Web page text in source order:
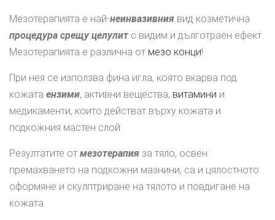
Мезотерапията е най-неинвазивния вид козметична
процедура срещу целулитс видим и дълготраен ефект.
Мезотерапията е различна от мезо конци!
При нея се използва фина игла, която вкарва под
кожата ензими, активни вещества, витамини и
медикаменти, които действат върху кожата и
подкожния мастен слой.
Резултатите от мезотерапия за тяло, освен
премахването на подкожни мазнини, са и цялостното
оформяне и скулптриране на тялото и повдигане на
кожата.